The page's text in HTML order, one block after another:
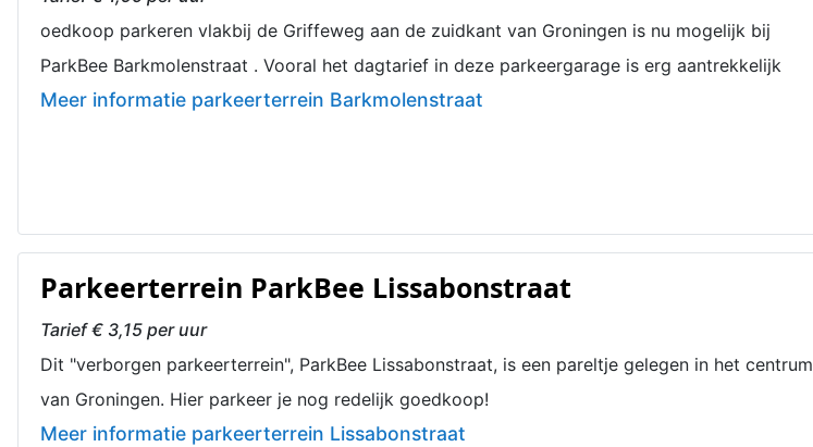
oedkoop parkeren vlakbij de Griffeweg aan de zuidkant van Groningen is nu mogelijk bij
ParkBee Barkmolenstraat . Vooral het dagtarief in deze parkeergarage is erg aantrekkelijk
Meer informatie parkeerterrein Barkmolenstraat
Parkeerterrein ParkBee Lissabonstraat
Tarief € 3,15 per uur
Dit "verborgen parkeerterrein", ParkBee Lissabonstraat, is een pareltje gelegen in het centrum
van Groningen. Hier parkeer je nog redelijk goedkoop!
Meer informatie parkeerterrein Lissabonstraat